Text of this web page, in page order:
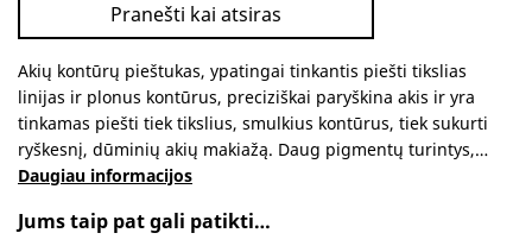
Pranešti kai atsiras
Akių kontūrų pieštukas, ypatingai tinkantis piešti tikslias
linijas ir plonus kontūrus, preciziškai paryškina akis ir yra
tinkamas piešti tiek tikslius, smulkius kontūrus, tiek sukurti
ryškesnį, dūminių akių makiažą. Daug pigmentų turintys,…
Daugiau informacijos
Jums taip pat gali patikti…